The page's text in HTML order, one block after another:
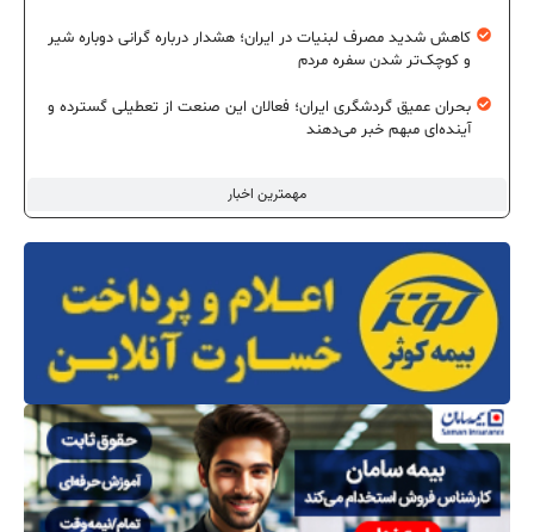
مهمترین اخبار
کاهش شدید مصرف لبنیات در ایران؛ هشدار درباره گرانی دوباره شیر
و کوچک‌تر شدن سفره مردم
بحران عمیق گردشگری ایران؛ فعالان این صنعت از تعطیلی گسترده و
آینده‌ای مبهم خبر می‌دهند